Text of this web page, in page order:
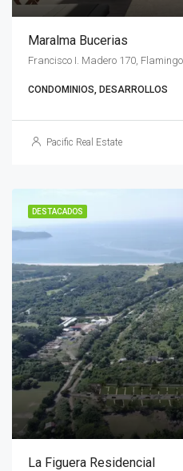
Maralma Bucerias
Francisco I. Madero 170,
CONDOMINIOS, DESARROLLOS
Pacific Real Estate
DESTACADOS
La Figuera Residencial